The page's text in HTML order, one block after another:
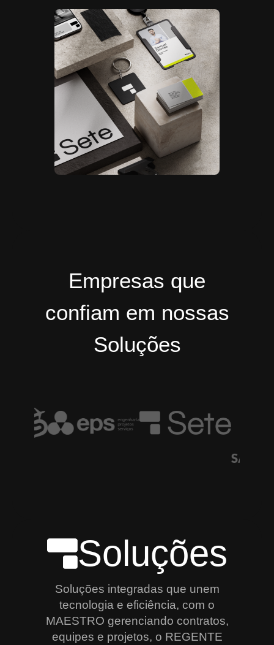
Empresas que
confiam em nossas
Soluções
Soluções
Soluções integradas que unem
tecnologia e eficiência, com o
MAESTRO gerenciando contratos,
equipes e projetos, o REGENTE